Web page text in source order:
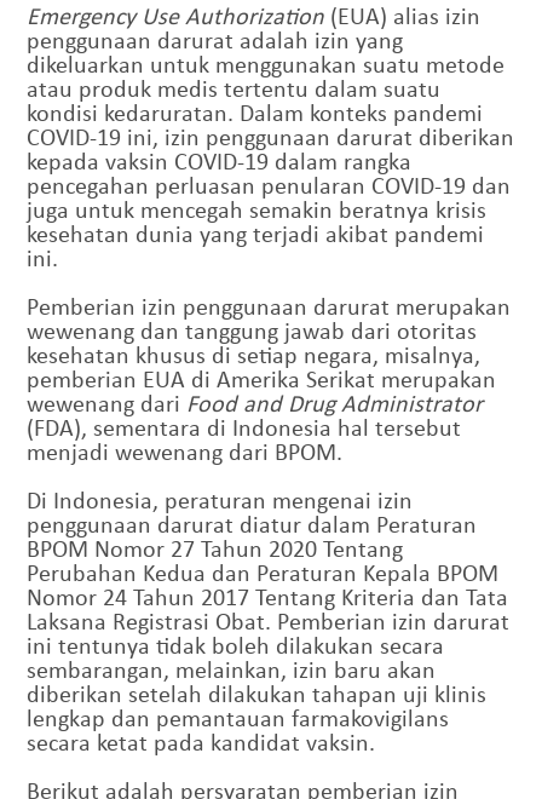
Emergency Use Authorization (EUA) alias izin
penggunaan darurat adalah izin yang
dikeluarkan untuk menggunakan suatu metode
atau produk medis tertentu dalam suatu
kondisi kedaruratan. Dalam konteks pandemi
COVID-19 ini, izin penggunaan darurat diberikan
kepada vaksin COVID-19 dalam rangka
pencegahan perluasan penularan COVID-19 dan
juga untuk mencegah semakin beratnya krisis
kesehatan dunia yang terjadi akibat pandemi
ini.
Pemberian izin penggunaan darurat merupakan
wewenang dan tanggung jawab dari otoritas
kesehatan khusus di setiap negara, misalnya,
pemberian EUA di Amerika Serikat merupakan
wewenang dari Food and Drug Administrator
(FDA), sementara di Indonesia hal tersebut
menjadi wewenang dari BPOM.
Di Indonesia, peraturan mengenai izin
penggunaan darurat diatur dalam Peraturan
BPOM Nomor 27 Tahun 2020 Tentang
Perubahan Kedua dan Peraturan Kepala BPOM
Nomor 24 Tahun 2017 Tentang Kriteria dan Tata
Laksana Registrasi Obat. Pemberian izin darurat
ini tentunya tidak boleh dilakukan secara
sembarangan, melainkan, izin baru akan
diberikan setelah dilakukan tahapan uji klinis
lengkap dan pemantauan farmakovigilans
secara ketat pada kandidat vaksin.
Berikut adalah persyaratan pemberian izin